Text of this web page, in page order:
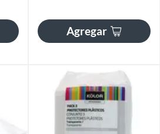
Agregar